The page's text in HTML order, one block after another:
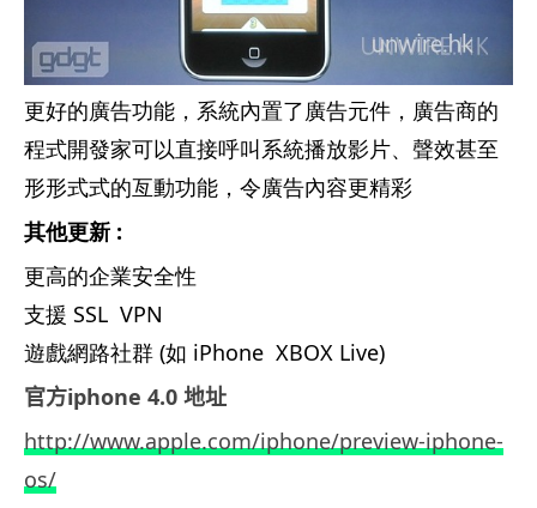
更好的廣告功能，系統內置了廣告元件，廣告商的
程式開發家可以直接呼叫系統播放影片、聲效甚至
形形式式的亙動功能，令廣告內容更精彩
其他更新 :
更高的企業安全性
支援 SSL VPN
遊戲網路社群 (如 iPhone XBOX Live)
官方iphone 4.0 地址
http://www.apple.com/iphone/preview-iphone-
os/